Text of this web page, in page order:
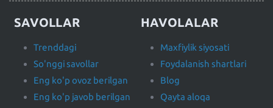
SAVOLLAR
Trenddagi
So'nggi savollar
Eng ko'p ovoz berilgan
Eng ko'p javob berilgan
HAVOLALAR
Maxfiylik siyosati
Foydalanish shartlari
Blog
Qayta aloqa